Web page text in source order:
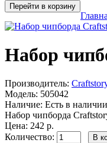
Перейти в корзину
Набор
Производитель:
Модель: 505042
Наличие: Есть в наличии
Набор чипборда
Цена: 242 р.
Количество: